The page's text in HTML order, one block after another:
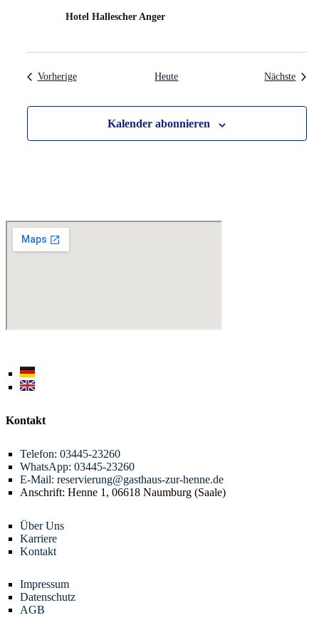
Hotel Hallescher Anger
VorherigeVeranstaltungen Heute Nächste
Kalender abonnieren
Kontakt
Telefon: 03445-23260
WhatsApp: 03445-23260
E-Mail: reservierung@gasthaus-zur-henne.de
Anschrift: Henne 1, 06618 Naumburg (Saale)
Über Uns
Karriere
Kontakt
Impressum
Datenschutz
AGB